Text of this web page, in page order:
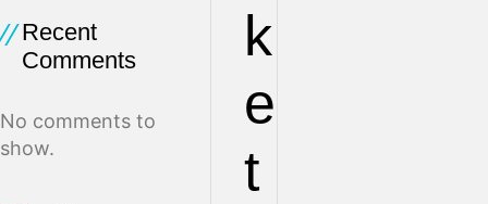
k
e
t
Recent
Comments
No comments to
show.